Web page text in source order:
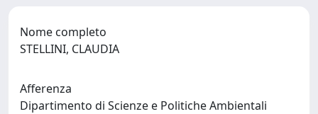
Nome completo
STELLINI, CLAUDIA
Afferenza
Dipartimento di Scienze e Politiche Ambientali